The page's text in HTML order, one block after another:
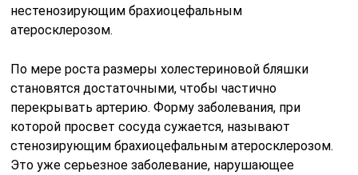
нестенозирующим брахиоцефальным
атеросклерозом.
По мере роста размеры холестериновой бляшки
становятся достаточными, чтобы частично
перекрывать артерию. Форму заболевания, при
которой просвет сосуда сужается, называют
стенозирующим брахиоцефальным атеросклерозом.
Это уже серьезное заболевание, нарушающее